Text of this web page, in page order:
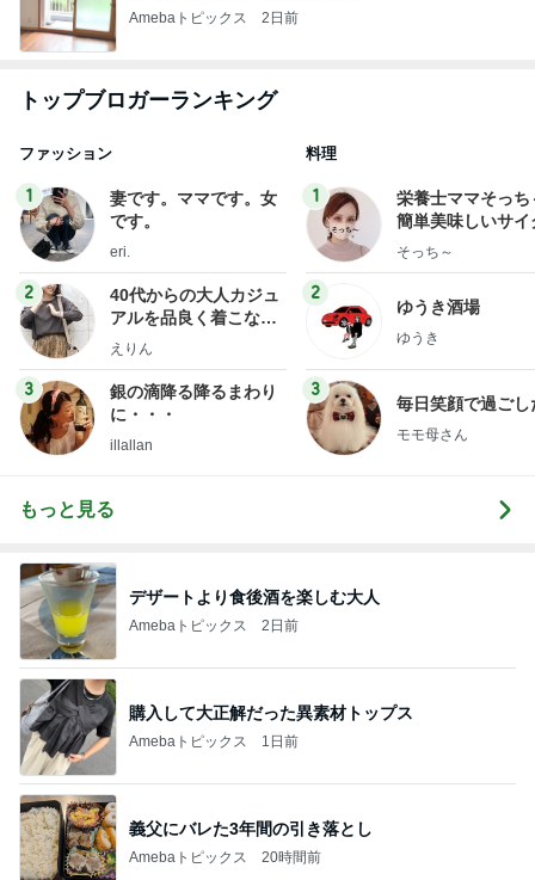
Amebaトピックス 2日前
トップブロガーランキング
ファッション
1
妻です。ママです。女
です。
eri.
2
40代からの大人カジュ
アルを品良く着こなす
ファッションブログ
えりん
3
銀の滴降る降るまわり
に・・・
illallan
料理
1
栄養士ママそっち
簡単美味しいサイ
献立
そっち～
2
ゆうき酒場
ゆうき
3
毎日笑顔で過ごし
モモ母さん
もっと見る
デザートより食後酒を楽しむ大人
Amebaトピックス 2日前
購入して大正解だった異素材トップス
Amebaトピックス 1日前
義父にバレた3年間の引き落とし
Amebaトピックス 20時間前